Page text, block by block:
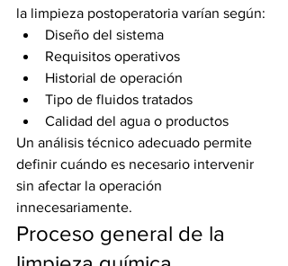
la limpieza postoperatoria varían según:
Diseño del sistema
Requisitos operativos
Historial de operación
Tipo de fluidos tratados
Calidad del agua o productos
Un análisis técnico adecuado permite
definir cuándo es necesario intervenir
sin afectar la operación
innecesariamente.
Proceso general de la